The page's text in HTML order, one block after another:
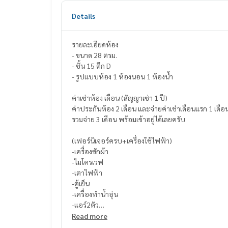
Details
รายละเอียดห้อง
- ขนาด 28 ตรม.
- ชั้น 15 ตึก D
- รูปแบบห้อง 1 ห้องนอน 1 ห้องน้ำ
ค่าเช่าห้อง เดือน (สัญญาเช่า 1 ปี)
ค่าประกันห้อง 2 เดือน และจ่ายค่าเช่าเดือนแรก 1 เดือ
รวมจ่าย 3 เดือน พร้อมเข้าอยู่ได้เลยครับ
(เฟอร์นิเจอร์ครบ+เครื่องใช้ไฟฟ้า)
-เครื่องซักผ้า
-ไมโครเวฟ
-เตาไฟฟ้า
-ตู้เย็น
-เครื่องทำน้ำอุ่น
-แอร์2ตัว
-ทีวี
Read more